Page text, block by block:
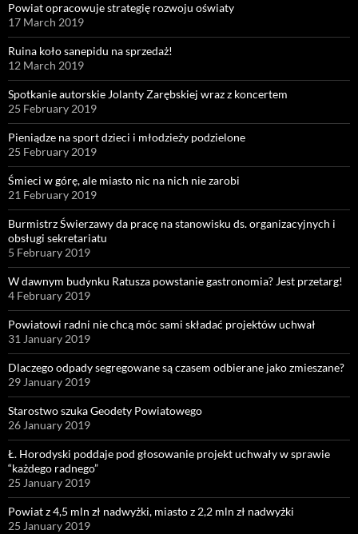
Powiat opracowuje strategię rozwoju oświaty
17 March 2019
Ruina koło sanepidu na sprzedaż!
12 March 2019
Spotkanie autorskie Jolanty Zarębskiej wraz z koncertem
25 February 2019
Pieniądze na sport dzieci i młodzieży podzielone
25 February 2019
Śmieci w górę, ale miasto nic na nich nie zarobi
21 February 2019
Burmistrz Świerzawy da pracę na stanowisku ds. organizacyjnych i
obsługi sekretariatu
5 February 2019
W dawnym budynku Ratusza powstanie gastronomia? Jest przetarg!
4 February 2019
Powiatowi radni nie chcą móc sami składać projektów uchwał
31 January 2019
Dlaczego odpady segregowane są czasem odbierane jako zmieszane?
29 January 2019
Starostwo szuka Geodety Powiatowego
26 January 2019
Ł. Horodyski poddaje pod głosowanie projekt uchwały w sprawie
“każdego radnego”
25 January 2019
Powiat z 4,5 mln zł nadwyżki, miasto z 2,2 mln zł nadwyżki
25 January 2019